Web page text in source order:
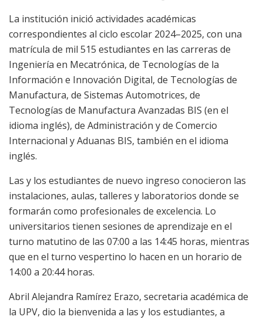
La institución inició actividades académicas
correspondientes al ciclo escolar 2024–2025, con una
matrícula de mil 515 estudiantes en las carreras de
Ingeniería en Mecatrónica, de Tecnologías de la
Información e Innovación Digital, de Tecnologías de
Manufactura, de Sistemas Automotrices, de
Tecnologías de Manufactura Avanzadas BIS (en el
idioma inglés), de Administración y de Comercio
Internacional y Aduanas BIS, también en el idioma
inglés.
Las y los estudiantes de nuevo ingreso conocieron las
instalaciones, aulas, talleres y laboratorios donde se
formarán como profesionales de excelencia. Lo
universitarios tienen sesiones de aprendizaje en el
turno matutino de las 07:00 a las 14:45 horas, mientras
que en el turno vespertino lo hacen en un horario de
14:00 a 20:44 horas.
Abril Alejandra Ramírez Erazo, secretaria académica de
la UPV, dio la bienvenida a las y los estudiantes, a